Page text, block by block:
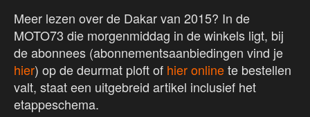
Meer lezen over de Dakar van 2015? In de
MOTO73 die morgenmiddag in de winkels ligt, bij
de abonnees (abonnementsaanbiedingen vind je
hier) op de deurmat ploft of hier onlinete bestellen
valt, staat een uitgebreid artikel inclusief het
etappeschema.